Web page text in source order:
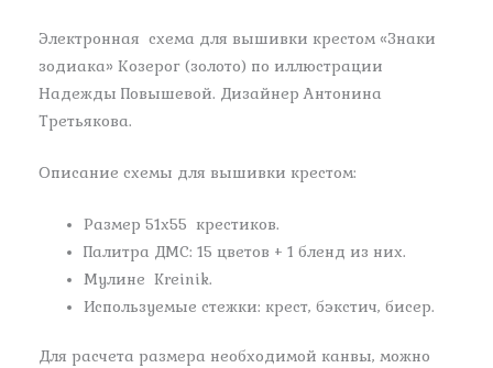
Электронная схема для вышивки крестом «Знаки
зодиака» Козерог (золото) по иллюстрации
Надежды Повышевой. Дизайнер Антонина
Третьякова.
Описание схемы для вышивки крестом:
Размер 51х55 крестиков.
Палитра ДМС: 15 цветов + 1 бленд из них.
Мулине Kreinik.
Используемые стежки: крест, бэкстич, бисер.
Для расчета размера необходимой канвы, можно